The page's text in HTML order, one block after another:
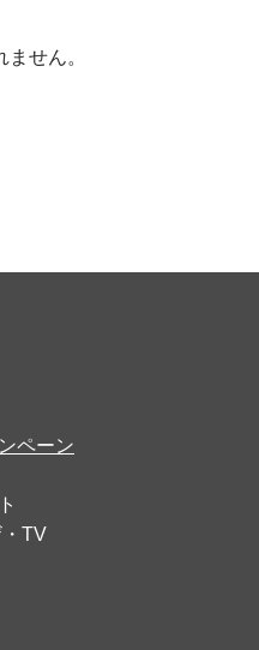
せん。
ペーン
TV